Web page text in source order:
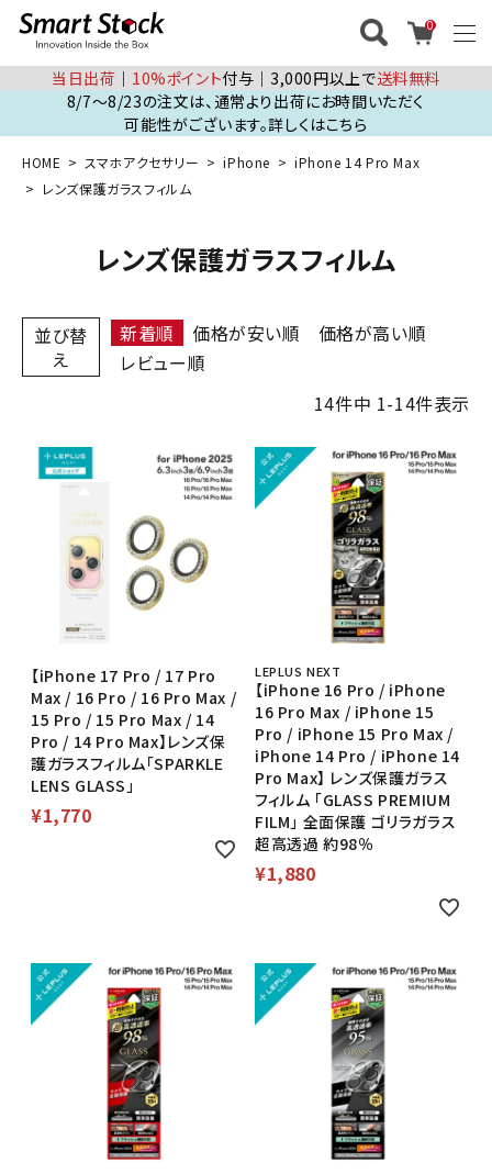
0
当日出荷 │ 10%ポイント付与│3,000円以上で送料無料
8/7～8/23の注文は、通常より出荷にお時間いただく
可能性がございます。詳しくはこちら
HOME スマホアクセサリー iPhone
iPhone 14 Pro Max
レンズ保護ガラスフィルム
レンズ保護ガラスフィルム
並び替
え
新着順 価格が安い順
価格が高い順
レビュー順
14件中 1-14件表示
【iPhone 17 Pro / 17 Pro
Max / 16 Pro / 16 Pro Max /
15 Pro / 15 Pro Max / 14
Pro / 14 Pro Max】レンズ保
護ガラスフィルム「SPARKLE
LENS GLASS」
¥1,770
LEPLUS NEXT
【iPhone 16 Pro / iPhone
16 Pro Max / iPhone 15
Pro / iPhone 15 Pro Max /
iPhone 14 Pro / iPhone 14
Pro Max】 レンズ保護ガラス
フィルム 「GLASS PREMIUM
FILM」 全面保護 ゴリラガラス
超高透過 約98％
¥1,880